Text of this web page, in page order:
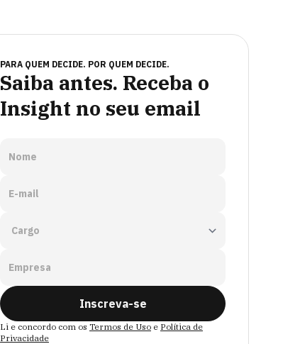
PARA QUEM DECIDE. POR QUEM DECIDE.
Saiba antes. Receba o
Insight no seu email
Nome
E-mail
Empresa
Inscreva-se
Li e concordo com os Termos de Uso e Política de
Privacidade